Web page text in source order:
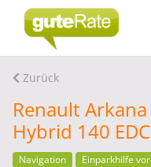
Zurück
Renault
Hybrid 140 EDC
Navigation Einparkhilfe